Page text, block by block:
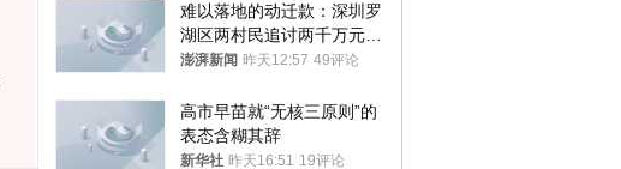
难以落地的动迁款：深圳罗
湖区两村民追讨两千万元动
迁款八年未果
澎湃新闻 昨天12:57 49评论
高市早苗就“无核三原则”的
表态含糊其辞
新华社 昨天16:51 19评论